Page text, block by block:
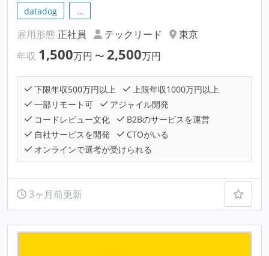
datadog
…
雇用形態 正社員 テックリード
東京
年収 1,500万円 〜 2,500万円
下限年収500万円以上
上限年収1000万円以上
一部リモート可
アジャイル開発
コードレビュー文化
B2Bのサービスを運営
自社サービスを開発
CTOがいる
オンラインで選考が受けられる
3ヶ月前更新